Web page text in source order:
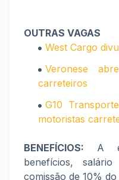
OUTRAS VAGAS
West Cargo
Veronese
carreteiros
G10
motoristas
BENEFÍCIOS: A
benefícios,
comissão de 10%